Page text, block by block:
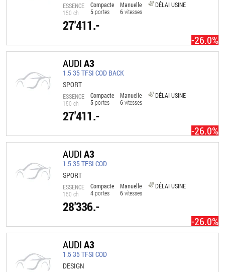
ESSENCE
150 ch
Compacte
5portes
Manuelle
6vitesses
DÉLAI USINE
-26.0%
27'411.-
AUDIA3
1.5 35 TFSI COD BACK
SPORT
ESSENCE
150 ch
Compacte
5portes
Manuelle
6vitesses
DÉLAI USINE
-26.0%
27'411.-
AUDIA3
1.5 35 TFSI COD
SPORT
ESSENCE
150 ch
Compacte
4portes
Manuelle
6vitesses
DÉLAI USINE
-26.0%
28'336.-
AUDIA3
1.5 35 TFSI COD
DESIGN